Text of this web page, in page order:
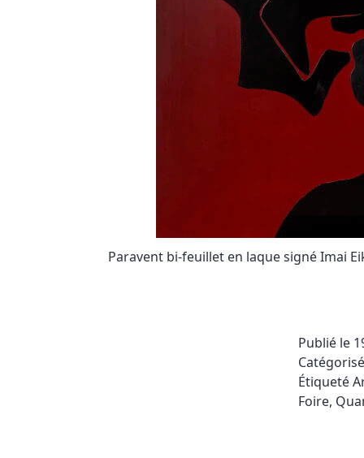
Paravent bi-feuillet en laque signé Imai
Publié le
Étiqueté
Foire,